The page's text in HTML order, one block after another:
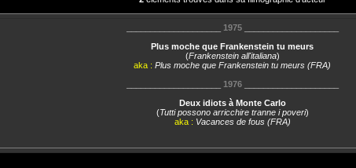
1975____________________
Plus moche que Frankenstein tu meurs
(Frankenstein all'italiana)
aka : Plus moche que Frankenstein tu meurs (FRA)
1976____________________
Deux idiots à Monte Carlo
(Tutti possono arricchire tranne i poveri)
aka : Vacances de fous (FRA)